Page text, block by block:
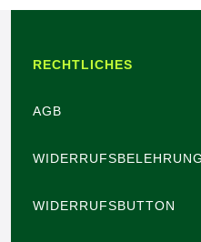
RECHTLICHES
AGB
WIDERRUFSBELEHRUNG
WIDERRUFSBUTTON